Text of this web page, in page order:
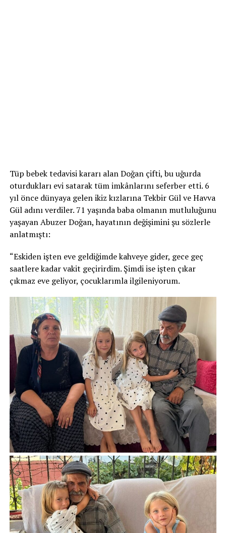
Tüp bebek tedavisi kararı alan Doğan çifti, bu uğurda
oturdukları evi satarak tüm imkânlarını seferber etti. 6
yıl önce dünyaya gelen ikiz kızlarına Tekbir Gül ve Havva
Gül adını verdiler. 71 yaşında baba olmanın mutluluğunu
yaşayan Abuzer Doğan, hayatının değişimini şu sözlerle
anlatmıştı:
“Eskiden işten eve geldiğimde kahveye gider, gece geç
saatlere kadar vakit geçirirdim. Şimdi ise işten çıkar
çıkmaz eve geliyor, çocuklarımla ilgileniyorum.